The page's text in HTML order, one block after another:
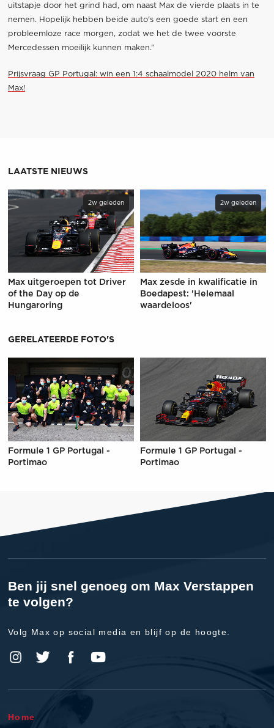
uitstapje door het grind had, om naast Max de vierde plaats in te
nemen. Hopelijk hebben beide auto's een goede start en een
probleemloze race morgen, zodat we het de twee voorste
Mercedessen moeilijk kunnen maken.”
Prijsvraag GP Portugal: win een 1:4 schaalmodel 2020 helm van
Max!
LAATSTE NIEUWS
2w geleden
Max uitgeroepen tot Driver
of the Day op de
Hungaroring
2w geleden
Max zesde in kwalificatie in
Boedapest: 'Helemaal
waardeloos'
GERELATEERDE FOTO'S
Formule 1 GP Portugal -
Portimao
Formule 1 GP Portugal -
Portimao
Ben jij snel genoeg om Max Verstappen
te volgen?
Volg Max op social media en blijf op de hoogte.
Home